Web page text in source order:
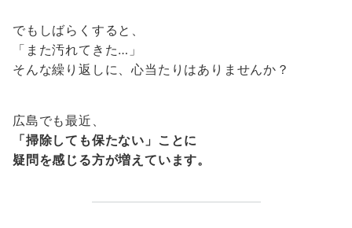
でもしばらくすると、
「また汚れてきた…」
そんな繰り返しに、心当たりはありませんか？
広島でも最近、
「掃除しても保たない」ことに
疑問を感じる方が増えています。